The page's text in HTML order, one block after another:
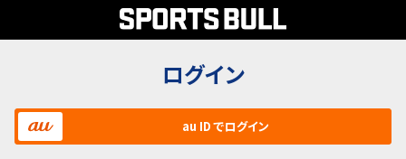
ログイン
au ID でログイン